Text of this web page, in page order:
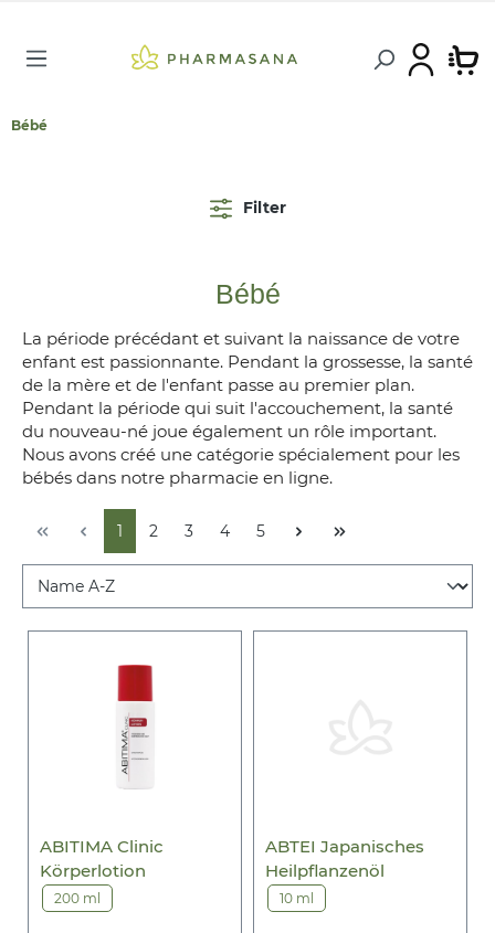
Bébé
Filter
Bébé
La période précédant et suivant la naissance de votre
enfant est passionnante. Pendant la grossesse, la santé
de la mère et de l'enfant passe au premier plan.
Pendant la période qui suit l'accouchement, la santé
du nouveau-né joue également un rôle important.
Nous avons créé une catégorie spécialement pour les
bébés dans notre pharmacie en ligne.
1 2 3 4 5
ABITIMA Clinic
Körperlotion
200 ml
ABTEI Japanisches
Heilpflanzenöl
10 ml